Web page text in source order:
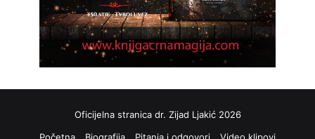
Oficijelna stranica dr. Zijad Ljakić 2026
Početna
Biografija Pitanja i odgovori Video klipovi